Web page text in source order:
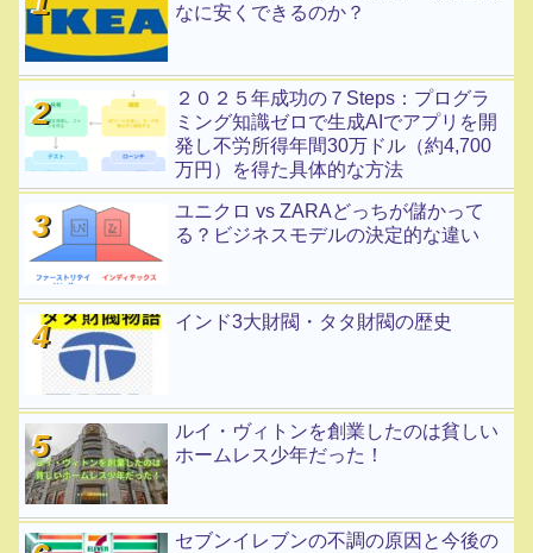
なに安くできるのか？
２０２５年成功の７Steps：プログラ
ミング知識ゼロで生成AIでアプリを開
発し不労所得年間30万ドル（約4,700
万円）を得た具体的な方法
ユニクロ vs ZARAどっちが儲かって
る？ビジネスモデルの決定的な違い
インド3大財閥・タタ財閥の歴史
ルイ・ヴィトンを創業したのは貧しい
ホームレス少年だった！
セブンイレブンの不調の原因と今後の